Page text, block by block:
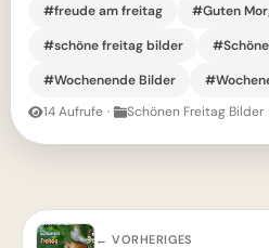
#freude am freitag
#Guten
#schöne freitag bilder
#Wochenende Bilder
14 Aufrufe · Schönen Freitag Bilder
← VORHERIGES